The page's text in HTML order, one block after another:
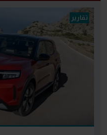
تقارير